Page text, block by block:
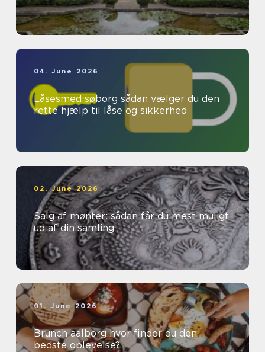
04. June 2026
Låsesmed søborg sådan vælger du den
rette hjælp til låse og sikkerhed
02. June 2026
Salg af mønter: sådan får du mest muligt
ud af din samling
01. June 2026
Brunch aalborg hvor finder du den
bedste oplevelse?